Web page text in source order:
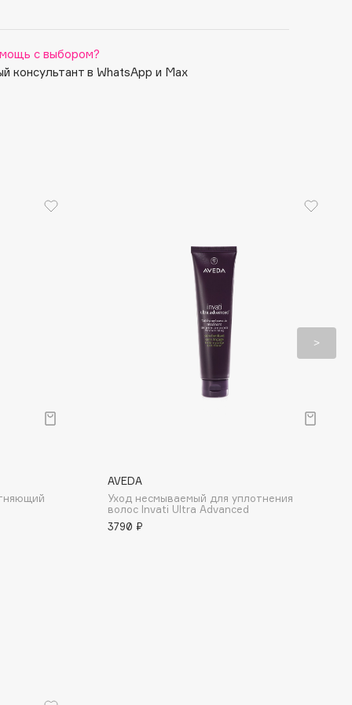
с выбором?
консультант в WhatsApp и Max
AVEDA
Уход несмываемый для уплотнения
волос Invati Ultra Advanced
3790 ₽